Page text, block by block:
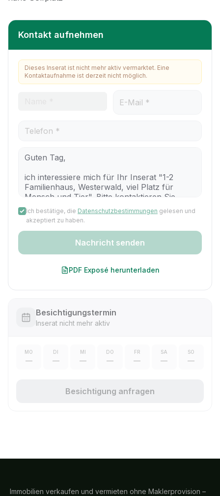
Kontakt aufnehmen
Dieses Inserat ist nicht mehr aktiv vermarktet. Eine
Kontaktaufnahme ist derzeit nicht möglich.
Ich bestätige, die Datenschutzbestimmungen gelesen und
akzeptiert zu haben.
Nachricht senden
PDF Exposé herunterladen
Besichtigungstermin
Inserat nicht mehr aktiv
MO
—
DI
—
MI
—
DO
—
FR
—
SA
—
SO
—
Besichtigung anfragen
Immobilien verkaufen und vermieten ohne Maklerprovision –